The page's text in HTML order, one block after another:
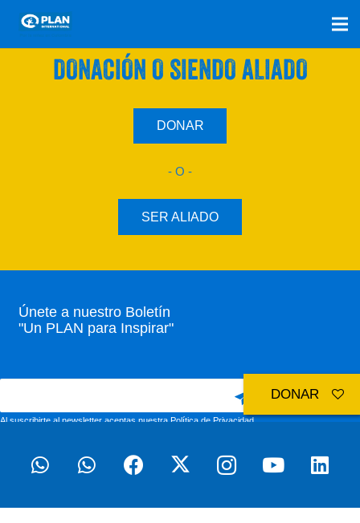
SÚMATE A NUESTRO PLAN CON UNA
DONACIÓN O SIENDO ALIADO
DONAR
- O -
SER ALIADO
Únete a nuestro Boletín
"Un PLAN para Inspirar"
Al suscribirte al newsletter aceptas nuestraPolítica de Privacidad
DONAR